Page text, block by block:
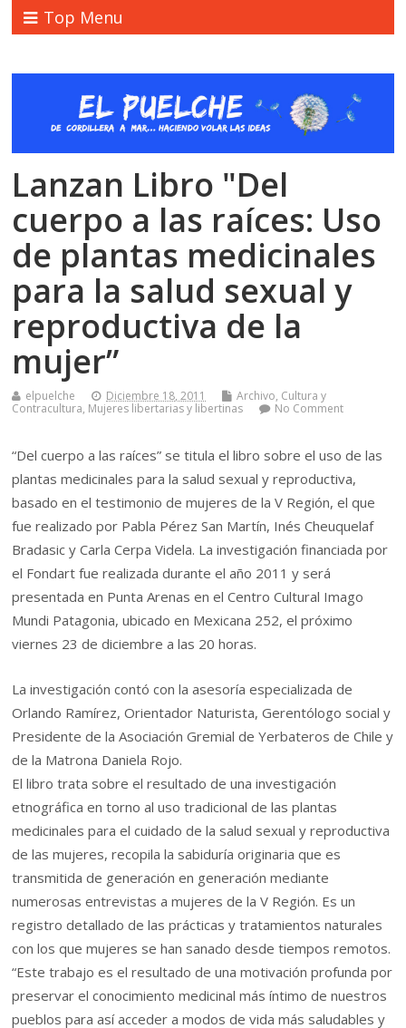
Top Menu
Lanzan Libro "Del
cuerpo a las raíces: Uso
de plantas medicinales
para la salud sexual y
reproductiva de la
mujer”
elpuelche Diciembre 18, 2011 Archivo, Cultura y
Contracultura, Mujeres libertarias y libertinas No Comment
“Del cuerpo a las raíces” se titula el libro sobre el uso de las
plantas medicinales para la salud sexual y reproductiva,
basado en el testimonio de mujeres de la V Región, el que
fue realizado por Pabla Pérez San Martín, Inés Cheuquelaf
Bradasic y Carla Cerpa Videla. La investigación financiada por
el Fondart fue realizada durante el año 2011 y será
presentada en Punta Arenas en el Centro Cultural Imago
Mundi Patagonia, ubicado en Mexicana 252, el próximo
viernes 23 de diciembre a las 20 horas.
La investigación contó con la asesoría especializada de
Orlando Ramírez, Orientador Naturista, Gerentólogo social y
Presidente de la Asociación Gremial de Yerbateros de Chile y
de la Matrona Daniela Rojo.
El libro trata sobre el resultado de una investigación
etnográfica en torno al uso tradicional de las plantas
medicinales para el cuidado de la salud sexual y reproductiva
de las mujeres, recopila la sabiduría originaria que es
transmitida de generación en generación mediante
numerosas entrevistas a mujeres de la V Región. Es un
registro detallado de las prácticas y tratamientos naturales
con los que mujeres se han sanado desde tiempos remotos.
“Este trabajo es el resultado de una motivación profunda por
preservar el conocimiento medicinal más íntimo de nuestros
pueblos para así acceder a modos de vida más saludables y